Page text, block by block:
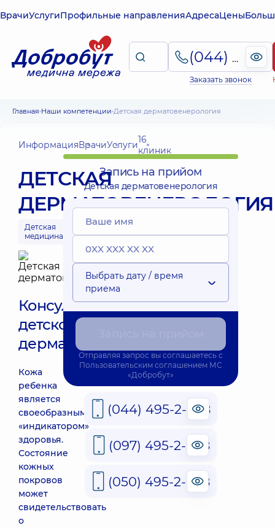
ВрачиУслугиПрофильные направленияАдресаЦены
(044) 495-2-888
Заказать звонок
Главная Наши компетенции Детская дерматовенерология
ИнформацияВрачиУслуги16
клиник
ДЕТСКАЯ
ДЕРМАТОВЕНЕРОЛОГИЯ
Детская
медицина
Консультация
детского
дерматолога
Кожа
ребенка
является
своеобразным
«индикатором»
здоровья.
Состояние
кожных
покровов
может
свидетельствовать
о
Запись на прийом
Детская дерматовенерология
Выбрать дату / время
приема
Отправляя запрос вы соглашаетесь с
Пользовательским соглашением МС
«Добробут»
(044) 495-2-888
(097) 495-2-888
(050) 495-2-888